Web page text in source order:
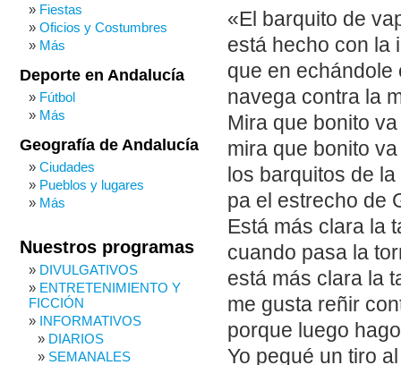
«El barquito de
está hecho con la
que en echándole
navega contra la
Mira que bonito va
mira que bonito va
los barquitos de la
pa el estrecho de
Está más clara la
cuando pasa la
está más clara la
me gusta reñir
porque luego
Yo pegué un tiro
Fiestas
Oficios y Costumbres
Más
Deporte en Andalucía
Fútbol
Más
Geografía de Andalucía
Ciudades
Pueblos y lugares
Más
Nuestros programas
DIVULGATIVOS
ENTRETENIMIENTO Y
FICCIÓN
INFORMATIVOS
DIARIOS
SEMANALES